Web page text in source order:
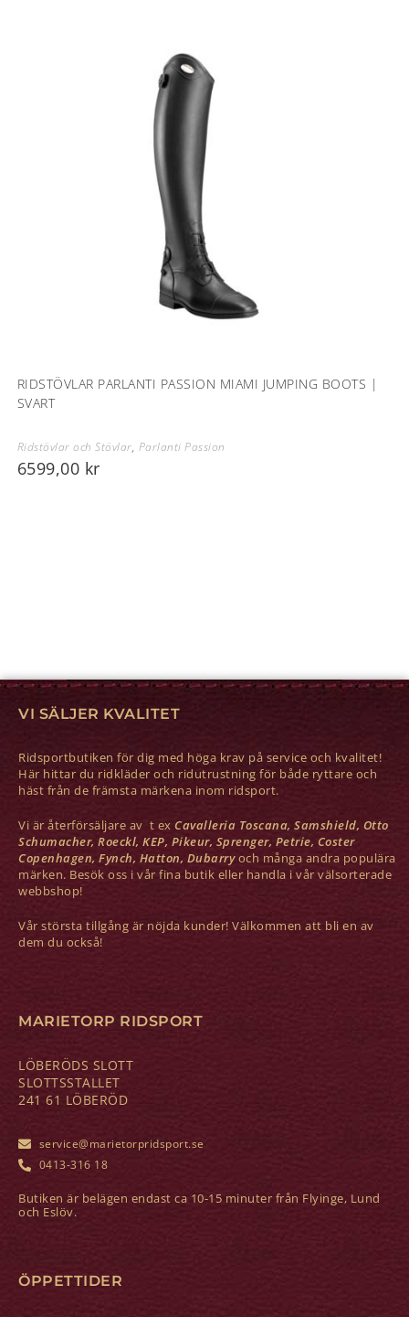
RIDSTÖVLAR PARLANTI PASSION MIAMI JUMPING BOOTS |
SVART
Ridstövlar och Stövlar, Parlanti Passion
6599,00 kr
VI SÄLJER KVALITET
Ridsportbutiken för dig med höga krav på service och kvalitet!
Här hittar du ridkläder och ridutrustning för både ryttare och
häst från de främsta märkena inom ridsport.
Vi är återförsäljare av t ex Cavalleria Toscana, Samshield, Otto
Schumacher, Roeckl, KEP, Pikeur, Sprenger, Petrie, Coster
Copenhagen, Fynch, Hatton, Dubarryoch många andra populära
märken. Besök oss i vår fina butik eller handla i vår välsorterade
webbshop!
Vår största tillgång är nöjda kunder! Välkommen att bli en av
dem du också!
MARIETORP RIDSPORT
LÖBERÖDS SLOTT
SLOTTSSTALLET
241 61 LÖBERÖD
service@marietorpridsport.se
0413-316 18
Butiken är belägen endast ca 10-15 minuter från Flyinge, Lund
och Eslöv.
ÖPPETTIDER